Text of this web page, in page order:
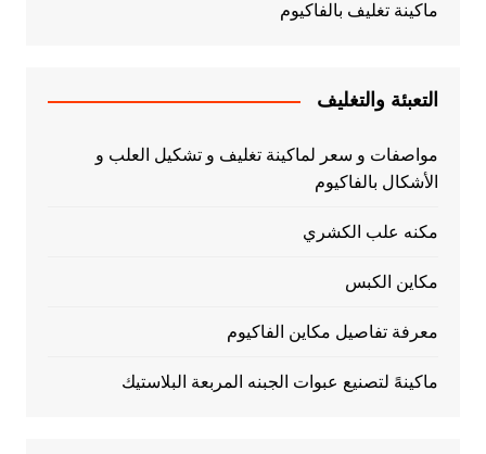
ماكينة تغليف بالفاكيوم
التعبئة والتغليف
مواصفات و سعر لماكينة تغليف و تشكيل العلب و
الأشكال بالفاكيوم
مكنه علب الكشري
مكاين الكبس
معرفة تفاصيل مكاين الفاكيوم
ماكينهً لتصنيع عبوات الجبنه المربعة البلاستيك